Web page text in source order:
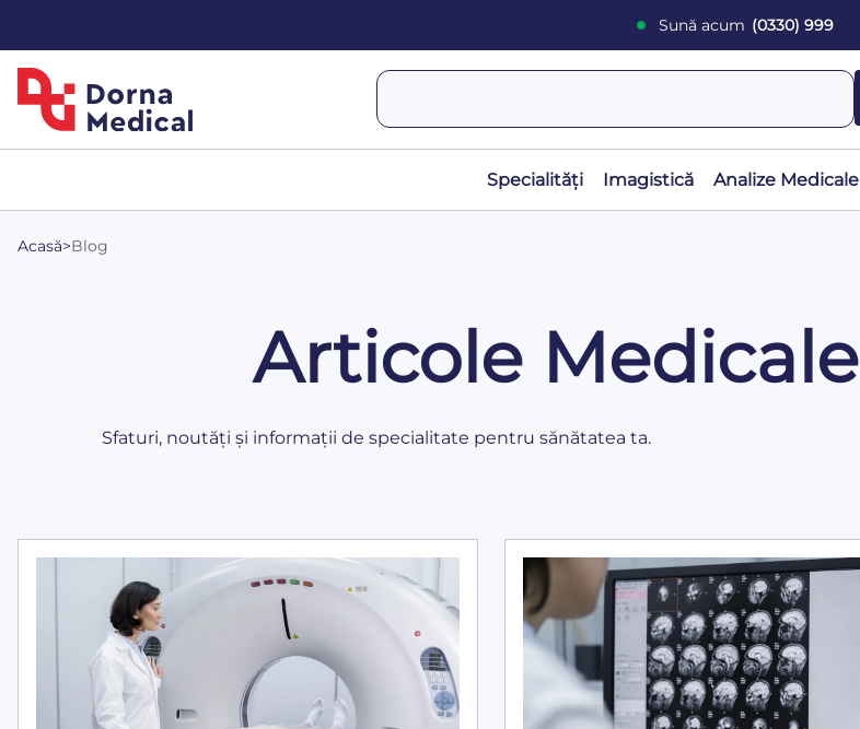
Sună acum (0330) 999
Specialități Imagistică Analize Medicale
Acasă>Blog
Articole Medicale
Sfaturi, noutăți și informații de specialitate pentru sănătatea ta.